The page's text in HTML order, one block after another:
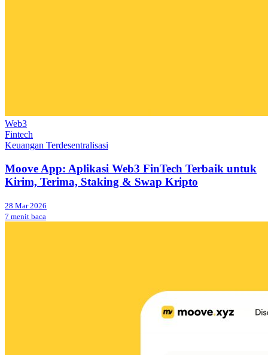
Web3
Fintech
Keuangan Terdesentralisasi
Moove App: Aplikasi Web3 FinTech Terbaik untuk
Kirim, Terima, Staking & Swap Kripto
28 Mar 2026
7 menit baca